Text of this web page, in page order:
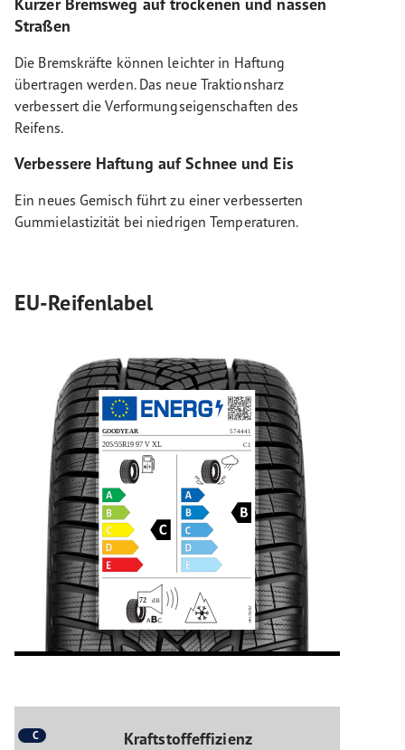
Straßen
Die Bremskräfte können leichter in Haftung
übertragen werden. Das neue Traktionsharz
verbessert die Verformungseigenschaften des
Reifens.
Verbessere Haftung auf Schnee und Eis
Ein neues Gemisch führt zu einer verbesserten
Gummielastizität bei niedrigen Temperaturen.
EU-Reifenlabel
C Kraftstoffeffizienz